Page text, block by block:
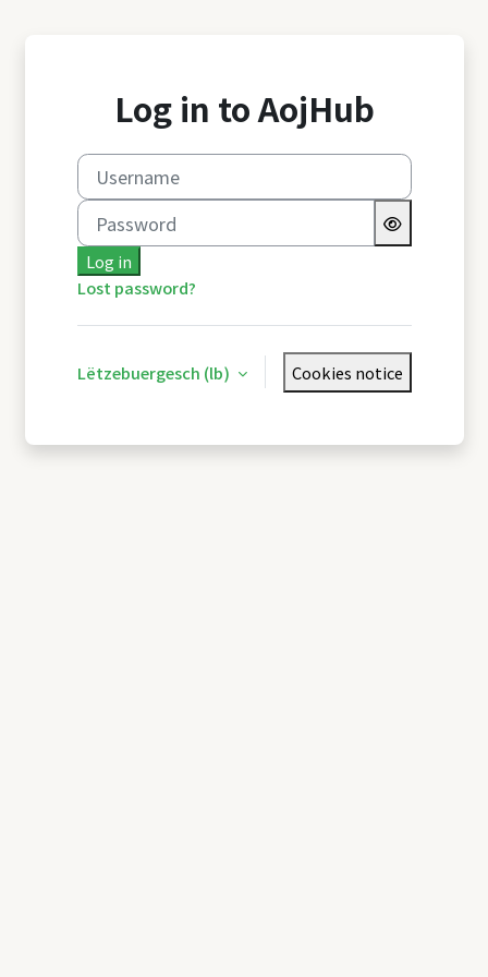
Log in to AojHub
Username
Password
Log in
Lost password?
Lëtzebuergesch ‎(lb)‎ Cookies notice